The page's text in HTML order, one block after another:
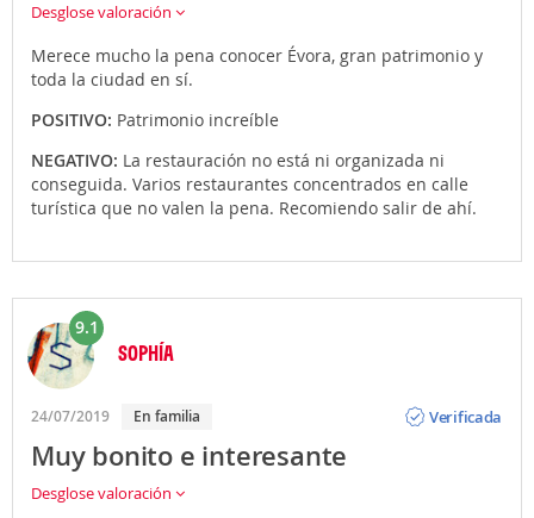
Desglose valoración
Merece mucho la pena conocer Évora, gran patrimonio y
toda la ciudad en sí.
POSITIVO: Patrimonio increíble
NEGATIVO: La restauración no está ni organizada ni
conseguida. Varios restaurantes concentrados en calle
turística que no valen la pena. Recomiendo salir de ahí.
9.1
SOPHÍA
24/07/2019 En familia
Verificada
Muy bonito e interesante
Desglose valoración